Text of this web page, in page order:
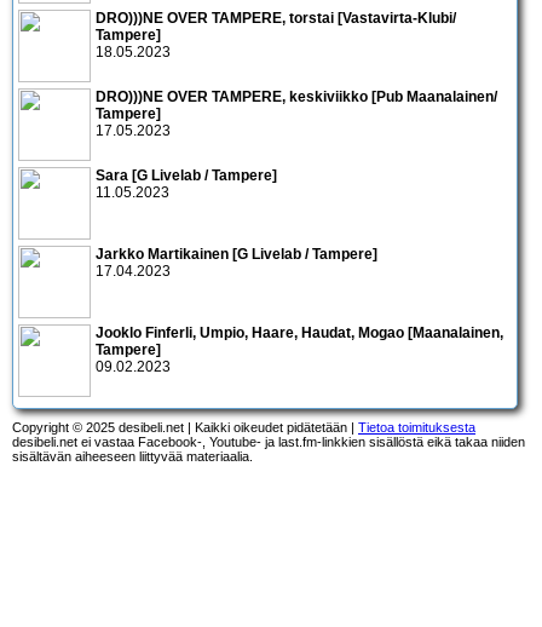
DRO)))NE OVER TAMPERE, torstai [Vastavirta-Klubi/
Tampere]
18.05.2023
DRO)))NE OVER TAMPERE, keskiviikko [Pub Maanalainen/
Tampere]
17.05.2023
Sara [G Livelab / Tampere]
11.05.2023
Jarkko Martikainen [G Livelab / Tampere]
17.04.2023
Jooklo Finferli, Umpio, Haare, Haudat, Mogao [Maanalainen,
Tampere]
09.02.2023
Copyright © 2025 desibeli.net | Kaikki oikeudet pidätetään | Tietoa toimituksesta
desibeli.net ei vastaa Facebook-, Youtube- ja last.fm-linkkien sisällöstä eikä takaa niiden
sisältävän aiheeseen liittyvää materiaalia.